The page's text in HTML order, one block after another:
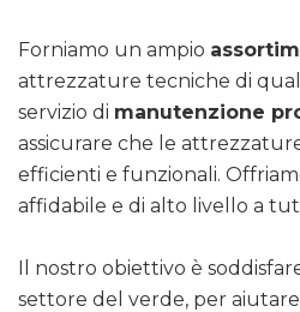
Forniamo un ampio
attrezzature tecniche di
servizio di manutenzione
assicurare che le
efficienti e funzionali.
affidabile e di alto livello a
Il nostro obiettivo è
settore del verde, per aiutare